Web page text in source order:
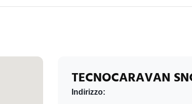
TECNOCARAVAN
Indirizzo: